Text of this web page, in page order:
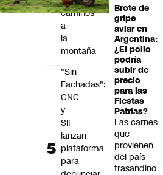
Brote de
gripe
aviar en
Argentina:
¿El pollo
podría
subir de
precio
para las
Fiestas
Patrias?
Las carnes
que
provienen
del país
trasandino
caminos
a
la
montaña
"Sin
Fachadas":
CNC
y
SII
lanzan
plataforma
para